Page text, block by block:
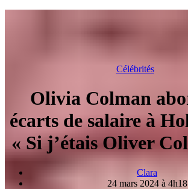
Célébrités
Olivia Colman
écarts de salaire à
« Si j’étais Oliver
Clara
24 mars 2024 à 4h18